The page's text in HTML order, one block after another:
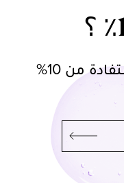
وإحصل على كود خصم للاستفادة من 10%